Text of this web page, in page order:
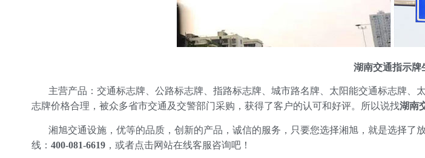
湖南交通指示牌
主营产品：交通标志牌、公路标志牌、指路标志牌、城市路名牌、太阳能交通标志牌、
志牌价格合理，被众多省市交通及交警部门采购，获得了客户的认可和好评。所以说找湖南
湘旭交通设施，优等的品质，创新的产品，诚信的服务，只要您选择湘旭，就是选择了
线： 400-081-6619 ，或者点击网站在线客服咨询吧！